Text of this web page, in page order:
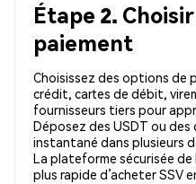
Étape 2.
paiement
Choisissez des options de
crédit, cartes de débit,
fournisseurs tiers pour
Déposez des USDT ou
instantané dans plusieurs
La plateforme sécurisée de
plus rapide d’acheter SSV